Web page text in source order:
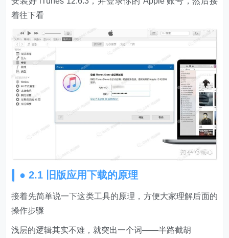
着往下看
● 2.1 旧版应用下载的原理
接着先简单说一下这类工具的原理，方便大家理解后面的
操作步骤
浅层的逻辑其实不难，就突出一个词——半路截胡